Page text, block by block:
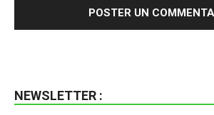
NEWSLETTER :